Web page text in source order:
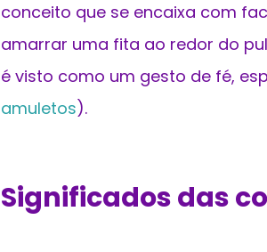
conceito que se encaixa com
amarrar uma fita ao redor do
é visto como um gesto de fé,
amuletos).
Significados das